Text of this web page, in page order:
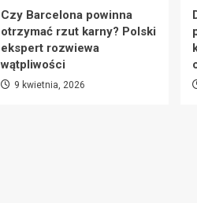
Czy Barcelona powinna
otrzymać rzut karny? Polski
ekspert rozwiewa
wątpliwości
9 kwietnia, 2026